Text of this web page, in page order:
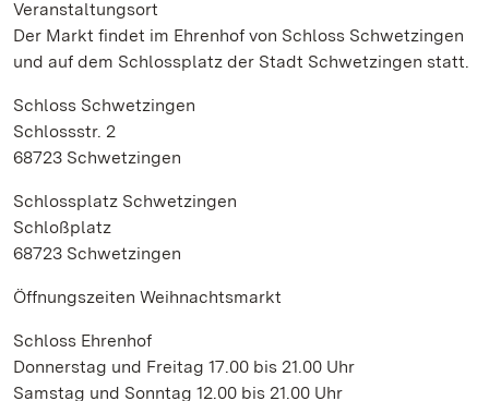
Veranstaltungsort
Der Markt findet im Ehrenhof von Schloss Schwetzingen
und auf dem Schlossplatz der Stadt Schwetzingen statt.
Schloss Schwetzingen
Schlossstr. 2
68723 Schwetzingen
Schlossplatz Schwetzingen
Schloßplatz
68723 Schwetzingen
Öffnungszeiten Weihnachtsmarkt
Schloss Ehrenhof
Donnerstag und Freitag 17.00 bis 21.00 Uhr
Samstag und Sonntag 12.00 bis 21.00 Uhr